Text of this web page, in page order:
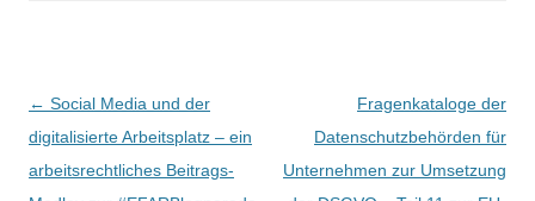
Beitrags-
Navigation
← Social Media und der
digitalisierte Arbeitsplatz – ein
arbeitsrechtliches Beitrags-
Fragenkataloge der
Datenschutzbehörden für
Unternehmen zur Umsetzung